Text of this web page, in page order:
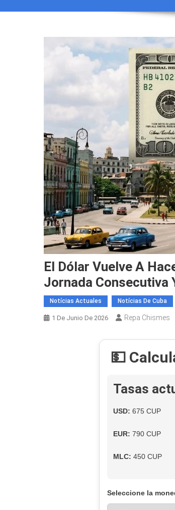
El Dólar Vuelve A
Jornada Consecutiva
Notícias Actuales Notícias De Cuba
1 De Junio De 2026 Repa Chismes
💵
Tasas
USD: 675 CUP
EUR: 790 CUP
MLC: 450 CUP
Seleccione la